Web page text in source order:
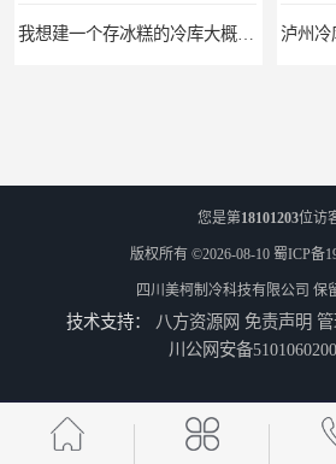
遂宁冻库/遂宁冻库价格/遂宁冻库安装
您是第18101203位访
版权所有 ©2026-08-10 蜀ICP备
四川美柯制冷科技有限公司 保
技术支持： 八方资源网 免责声明
川公网安备